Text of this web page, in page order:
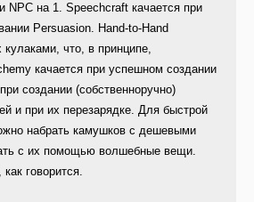
NPC на 1. Speechcraft качается при
Persuasion. Hand-to-Hand
кулаками, что, в принципе,
качается при успешном создании
создании (собственноручно)
и при их перезарядке. Для быстрой
набрать камушков с дешевыми
с их помощью волшебные вещи.
говорится.